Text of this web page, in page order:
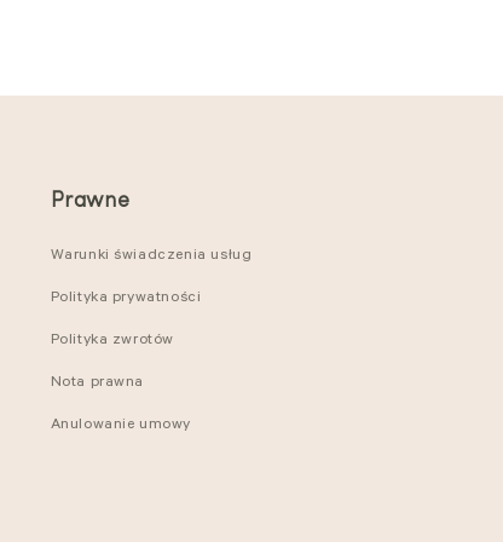
Prawne
Warunki świadczenia usług
Polityka prywatności
Polityka zwrotów
Nota prawna
Anulowanie umowy